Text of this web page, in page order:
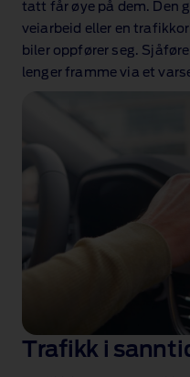
tatt får øye på dem. Den
veiarbeid eller en
biler oppfører seg.
lenger framme via et
Trafikk i